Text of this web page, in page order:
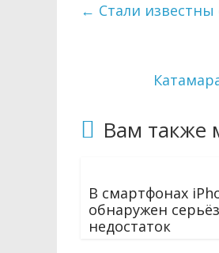
← Стали
Вам также
В смартфонах
обнаружен
недостаток